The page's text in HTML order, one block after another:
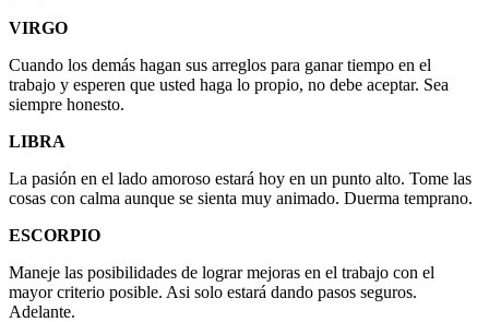
VIRGO
Cuando los demás hagan sus arreglos para ganar tiempo en el
trabajo y esperen que usted haga lo propio, no debe aceptar. Sea
siempre honesto.
LIBRA
La pasión en el lado amoroso estará hoy en un punto alto. Tome las
cosas con calma aunque se sienta muy animado. Duerma temprano.
ESCORPIO
Maneje las posibilidades de lograr mejoras en el trabajo con el
mayor criterio posible. Asi solo estará dando pasos seguros.
Adelante.